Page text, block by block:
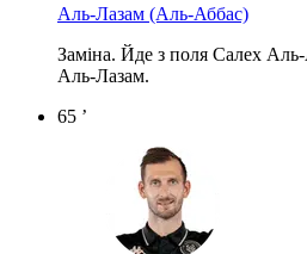
Аль-Лазам (Аль-Аббас)
Заміна. Йде з поля Салех
Аль-Лазам.
65 ’